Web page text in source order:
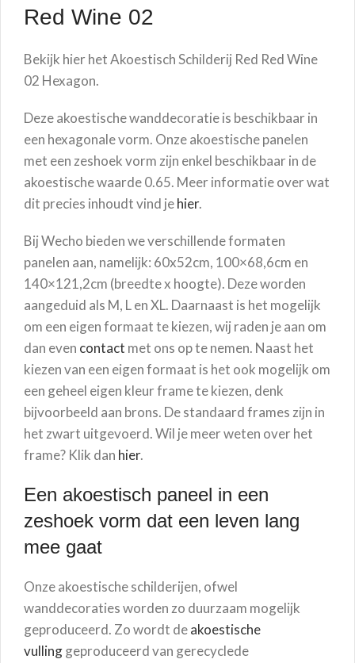
Red Wine 02
Bekijk hier het Akoestisch Schilderij Red Red Wine
02 Hexagon.
Deze akoestische wanddecoratie is beschikbaar in
een hexagonale vorm. Onze akoestische panelen
met een zeshoek vorm zijn enkel beschikbaar in de
akoestische waarde 0.65. Meer informatie over wat
dit precies inhoudt vind jehier.
Bij Wecho bieden we verschillende formaten
panelen aan, namelijk: 60x52cm, 100×68,6cm en
140×121,2cm (breedte x hoogte). Deze worden
aangeduid als M, L en XL. Daarnaast is het mogelijk
om een eigen formaat te kiezen, wij raden je aan om
dan even contact met ons op te nemen. Naast het
kiezen van een eigen formaat is het ook mogelijk om
een geheel eigen kleur frame te kiezen, denk
bijvoorbeeld aan brons. De standaard frames zijn in
het zwart uitgevoerd. Wil je meer weten over het
frame? Klik dan hier.
Een akoestisch paneel in een
zeshoek vorm dat een leven lang
mee gaat
Onze akoestische schilderijen, ofwel
wanddecoraties worden zo duurzaam mogelijk
geproduceerd. Zo wordt deakoestische
vullinggeproduceerd van gerecyclede